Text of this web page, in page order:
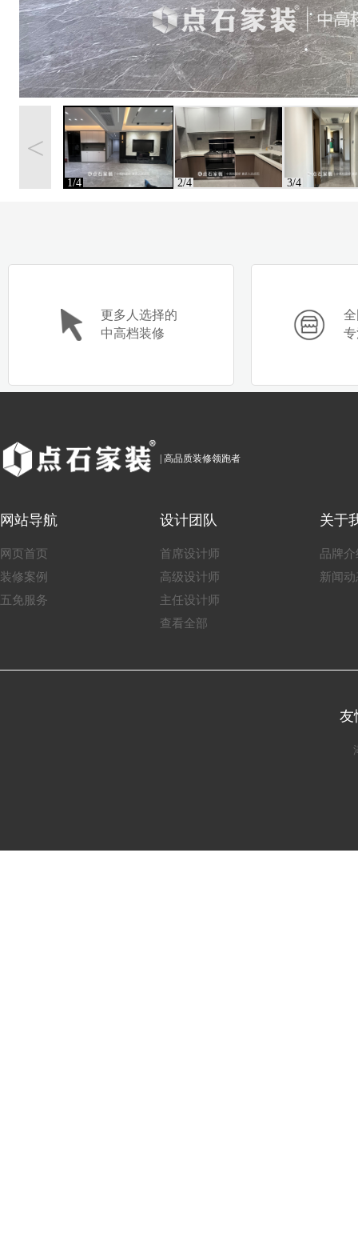
<
1/4 2/4 3/4
更多人选择的
中高档装修
| 高品质装修领跑者
网站导航
网页首页
装修案例
五免服务
设计团队
首席设计师
高级设计师
主任设计师
查看全部
关于
品牌介
新闻动
友